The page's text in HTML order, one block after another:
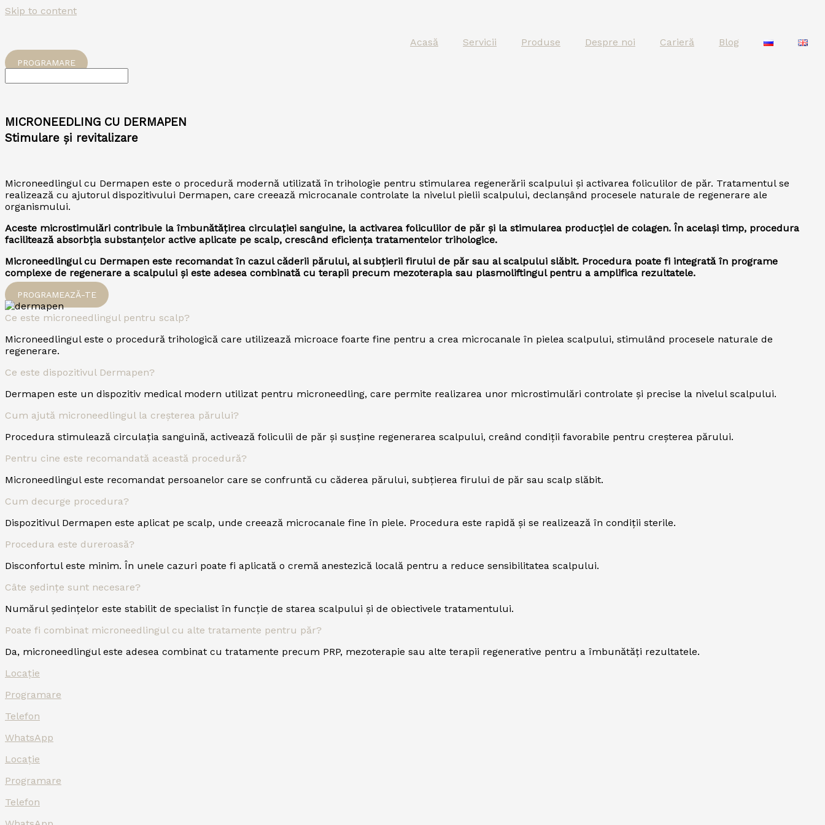
Skip to content
Acasă Servicii Produse Despre noi Carieră Blog
PROGRAMARE
MICRONEEDLING CU DERMAPEN
Stimulare și revitalizare
Microneedlingul cu Dermapen este o procedură modernă utilizată în trihologie pentru stimularea regenerării scalpului și activarea foliculilor de păr. Tratamentul se
realizează cu ajutorul dispozitivului Dermapen, care creează microcanale controlate la nivelul pielii scalpului, declanșând procesele naturale de regenerare ale
organismului.
Aceste microstimulări contribuie la îmbunătățirea circulației sanguine, la activarea foliculilor de păr și la stimularea producției de colagen. În același timp, procedura
facilitează absorbția substanțelor active aplicate pe scalp, crescând eficiența tratamentelor trihologice.
Microneedlingul cu Dermapen este recomandat în cazul căderii părului, al subțierii firului de păr sau al scalpului slăbit. Procedura poate fi integrată în programe
complexe de regenerare a scalpului și este adesea combinată cu terapii precum mezoterapia sau plasmoliftingul pentru a amplifica rezultatele.
PROGRAMEAZĂ-TE
Ce este microneedlingul pentru scalp?
Microneedlingul este o procedură trihologică care utilizează microace foarte fine pentru a crea microcanale în pielea scalpului, stimulând procesele naturale de
regenerare.
Ce este dispozitivul Dermapen?
Dermapen este un dispozitiv medical modern utilizat pentru microneedling, care permite realizarea unor microstimulări controlate și precise la nivelul scalpului.
Cum ajută microneedlingul la creșterea părului?
Procedura stimulează circulația sanguină, activează foliculii de păr și susține regenerarea scalpului, creând condiții favorabile pentru creșterea părului.
Pentru cine este recomandată această procedură?
Microneedlingul este recomandat persoanelor care se confruntă cu căderea părului, subțierea firului de păr sau scalp slăbit.
Cum decurge procedura?
Dispozitivul Dermapen este aplicat pe scalp, unde creează microcanale fine în piele. Procedura este rapidă și se realizează în condiții sterile.
Procedura este dureroasă?
Disconfortul este minim. În unele cazuri poate fi aplicată o cremă anestezică locală pentru a reduce sensibilitatea scalpului.
Câte ședințe sunt necesare?
Numărul ședințelor este stabilit de specialist în funcție de starea scalpului și de obiectivele tratamentului.
Poate fi combinat microneedlingul cu alte tratamente pentru păr?
Da, microneedlingul este adesea combinat cu tratamente precum PRP, mezoterapie sau alte terapii regenerative pentru a îmbunătăți rezultatele.
Locație
Programare
Telefon
WhatsApp
Locație
Programare
Telefon